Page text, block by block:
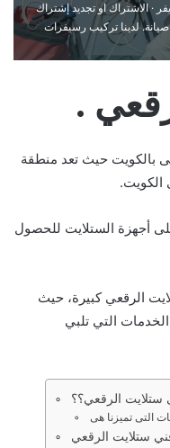
· الاشتراك او تجديد إشتراك
لدينا تركيب رسيفرات
.
بالكويت حيث تعد منطقة
الكويت.
أجهزة الستلايت للحصول
الرقعي كبيرة، حيث
التي تلبي
ستلايت الرقعي؟؟
ستلايت الرقعي